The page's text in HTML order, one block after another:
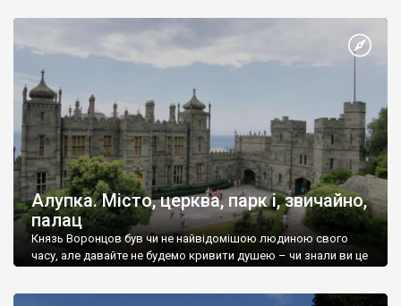
Алупка. Місто, церква, парк і, звичайно,
палац
Князь Воронцов був чи не найвідомішою людиною свого
часу, але давайте не будемо кривити душею – чи знали ви це